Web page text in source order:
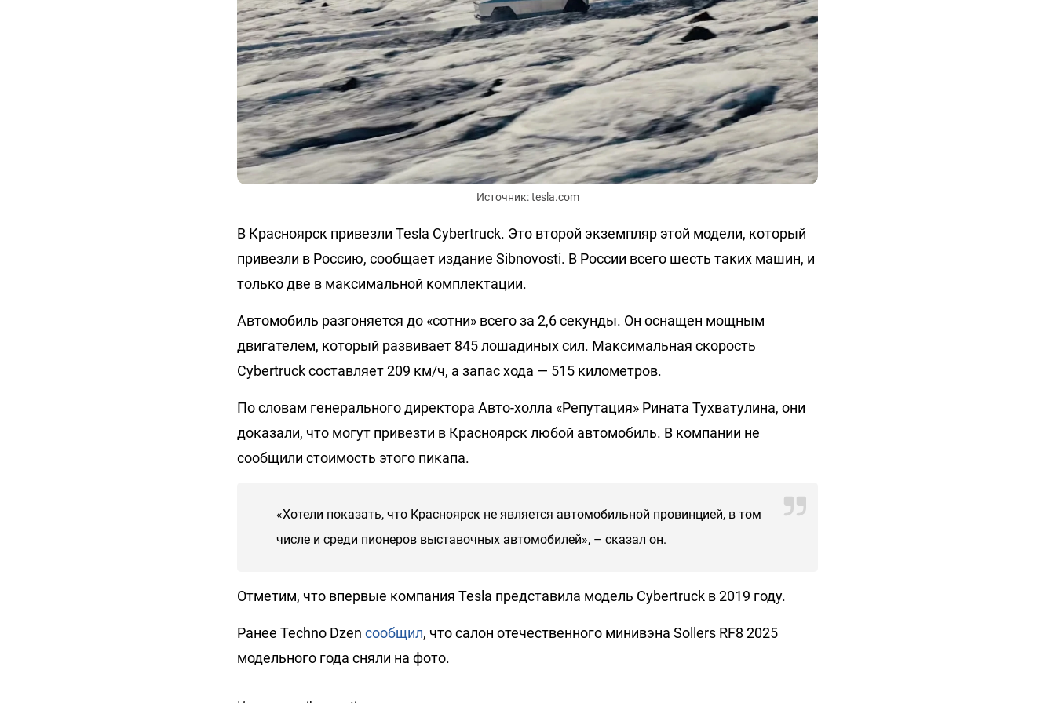
Источник: tesla.com
В Красноярск привезли Tesla Cybertruck. Это второй экземпляр этой модели, который
привезли в Россию, сообщает издание Sibnovosti. В России всего шесть таких машин, и
только две в максимальной комплектации.
Автомобиль разгоняется до «сотни» всего за 2,6 секунды. Он оснащен мощным
двигателем, который развивает 845 лошадиных сил. Максимальная скорость
Cybertruck составляет 209 км/ч, а запас хода — 515 километров.
По словам генерального директора Авто-холла «Репутация» Рината Тухватулина, они
доказали, что могут привезти в Красноярск любой автомобиль. В компании не
сообщили стоимость этого пикапа.
«Хотели показать, что Красноярск не является автомобильной провинцией, в том
числе и среди пионеров выставочных автомобилей», – сказал он.
Отметим, что впервые компания Tesla представила модель Cybertruck в 2019 году.
Ранее Techno Dzen сообщил, что салон отечественного минивэна Sollers RF8 2025
модельного года сняли на фото.